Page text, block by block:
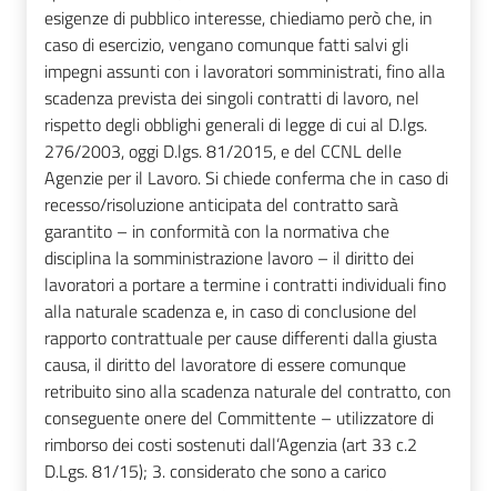
esigenze di pubblico interesse, chiediamo però che, in
caso di esercizio, vengano comunque fatti salvi gli
impegni assunti con i lavoratori somministrati, fino alla
scadenza prevista dei singoli contratti di lavoro, nel
rispetto degli obblighi generali di legge di cui al D.lgs.
276/2003, oggi D.lgs. 81/2015, e del CCNL delle
Agenzie per il Lavoro. Si chiede conferma che in caso di
recesso/risoluzione anticipata del contratto sarà
garantito – in conformità con la normativa che
disciplina la somministrazione lavoro – il diritto dei
lavoratori a portare a termine i contratti individuali fino
alla naturale scadenza e, in caso di conclusione del
rapporto contrattuale per cause differenti dalla giusta
causa, il diritto del lavoratore di essere comunque
retribuito sino alla scadenza naturale del contratto, con
conseguente onere del Committente – utilizzatore di
rimborso dei costi sostenuti dall’Agenzia (art 33 c.2
D.Lgs. 81/15); 3. considerato che sono a carico